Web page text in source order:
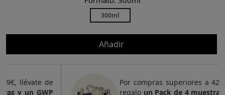
300ml
Añadir
Por compras superiores a 420€, llévate de
regaloun Pack de 4 muestras y 2 GWP de